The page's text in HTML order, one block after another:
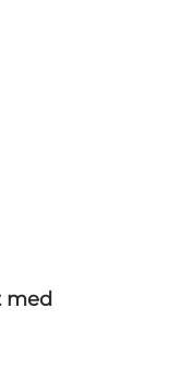
med